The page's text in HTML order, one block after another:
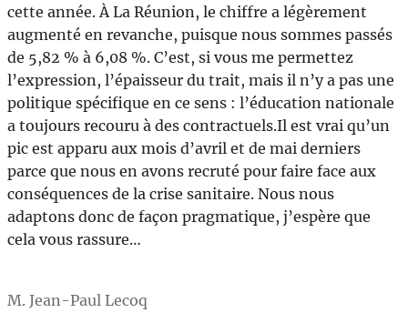
cette année. À La Réunion, le chiffre a légèrement
augmenté en revanche, puisque nous sommes passés
de 5,82 % à 6,08 %. C’est, si vous me permettez
l’expression, l’épaisseur du trait, mais il n’y a pas une
politique spécifique en ce sens : l’éducation nationale
a toujours recouru à des contractuels.Il est vrai qu’un
pic est apparu aux mois d’avril et de mai derniers
parce que nous en avons recruté pour faire face aux
conséquences de la crise sanitaire. Nous nous
adaptons donc de façon pragmatique, j’espère que
cela vous rassure…
M. Jean-Paul Lecoq